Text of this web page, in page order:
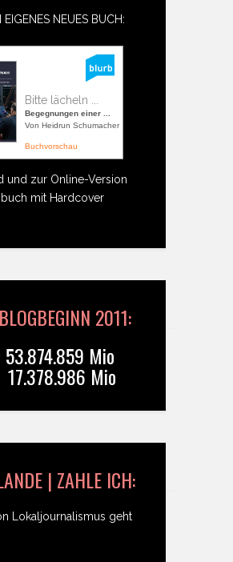
NEUES BUCH:
Bitte lächeln ...
Begegnungen einer ...
Von Heidrun Schumacher
Buchvorschau
und zur Online-Version
mit Hardcover
2011:
53.874.859 Mio
17.378.986 Mio
| ZAHLE ICH:
Lokaljournalismus geht